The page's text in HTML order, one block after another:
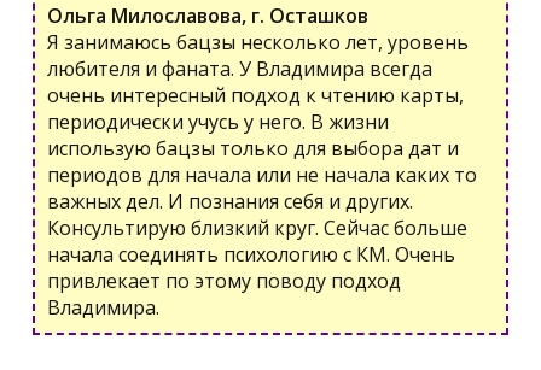
Ольга Милославова, г. Осташков
Я занимаюсь бацзы несколько лет, уровень
любителя и фаната. У Владимира всегда
очень интересный подход к чтению карты,
периодически учусь у него. В жизни
использую бацзы только для выбора дат и
периодов для начала или не начала каких то
важных дел. И познания себя и других.
Консультирую близкий круг. Сейчас больше
начала соединять психологию с КМ. Очень
привлекает по этому поводу подход
Владимира.